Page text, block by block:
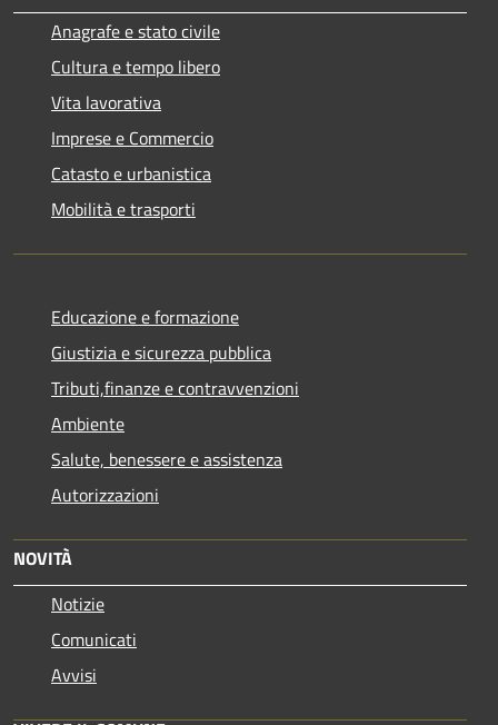
Anagrafe e stato civile
Cultura e tempo libero
Vita lavorativa
Imprese e Commercio
Catasto e urbanistica
Mobilità e trasporti
Educazione e formazione
Giustizia e sicurezza pubblica
Tributi,finanze e contravvenzioni
Ambiente
Salute, benessere e assistenza
Autorizzazioni
NOVITÀ
Notizie
Comunicati
Avvisi